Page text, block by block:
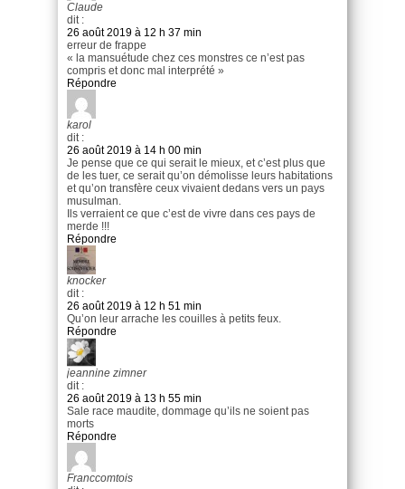
Claude
dit :
26 août 2019 à 12 h 37 min
erreur de frappe
« la mansuétude chez ces monstres ce n’est pas
compris et donc mal interprété »
Répondre
karol
dit :
26 août 2019 à 14 h 00 min
Je pense que ce qui serait le mieux, et c’est plus que
de les tuer, ce serait qu’on démolisse leurs habitations
et qu’on transfère ceux vivaient dedans vers un pays
musulman.
Ils verraient ce que c’est de vivre dans ces pays de
merde !!!
Répondre
knocker
dit :
26 août 2019 à 12 h 51 min
Qu’on leur arrache les couilles à petits feux.
Répondre
jeannine zimner
dit :
26 août 2019 à 13 h 55 min
Sale race maudite, dommage qu’ils ne soient pas
morts
Répondre
Franccomtois